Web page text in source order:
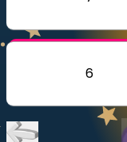
Velg læreplan
6